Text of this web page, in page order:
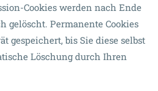
Cookies werden nach Ende
gelöscht. Permanente Cookies
gespeichert, bis Sie diese selbst
Löschung durch Ihren